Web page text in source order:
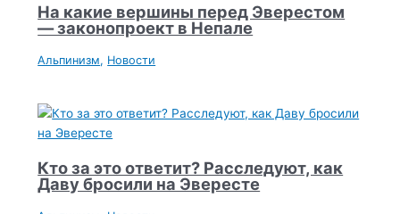
На какие вершины перед Эверестом
— законопроект в Непале
Альпинизм, Новости
Кто за это ответит? Расследуют, как
Даву бросили на Эвересте